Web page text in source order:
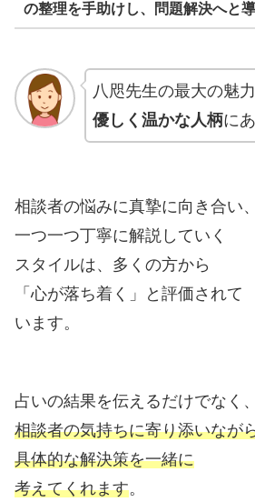
の整理を手助けし、問題解決へと導
八咫先生の最大の魅力
優しく温かな人柄に
相談者の悩みに真摯に向き合い、
一つ一つ丁寧に解説していく
スタイルは、多くの方から
「心が落ち着く」と評価されて
います。
占いの結果を伝えるだけでなく、
相談者の気持ちに寄り添いなが
具体的な解決策を一緒に
考えてくれます。